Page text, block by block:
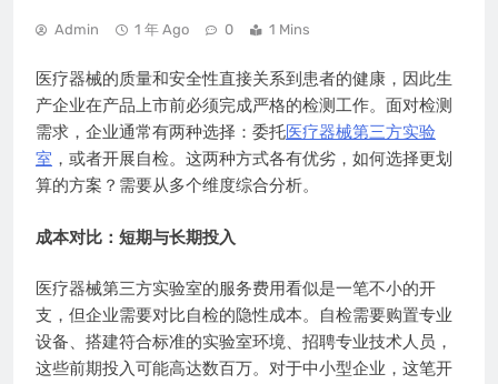
Admin 1 年 Ago 0 1 Mins
医疗器械的质量和安全性直接关系到患者的健康，因此生
产企业在产品上市前必须完成严格的检测工作。面对检测
需求，企业通常有两种选择：委托医疗器械第三方实验
室 ，或者开展自检。这两种方式各有优劣，如何选择更划
算的方案？需要从多个维度综合分析。
成本对比：短期与长期投入
医疗器械第三方实验室的服务费用看似是一笔不小的开
支，但企业需要对比自检的隐性成本。自检需要购置专业
设备、搭建符合标准的实验室环境、招聘专业技术人员，
这些前期投入可能高达数百万。对于中小型企业，这笔开